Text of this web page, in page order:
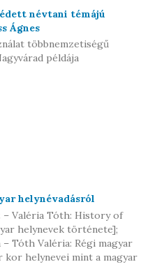
névtani témájú
Ágnes
többnemzetiségű
példája
helynévadásról
– Valéria Tóth: History of
helynevek története];
Tóth Valéria: Régi magyar
kor helynevei mint a magyar